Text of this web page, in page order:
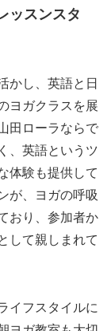
ッスンスタ
かし、英語と日
ヨガクラスを展
田ローラならで
、英語というツ
体験も提供して
が、ヨガの呼吸
おり、参加者か
して親しまれて
イフスタイルに